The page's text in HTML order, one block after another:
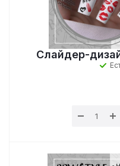
Слайдер-